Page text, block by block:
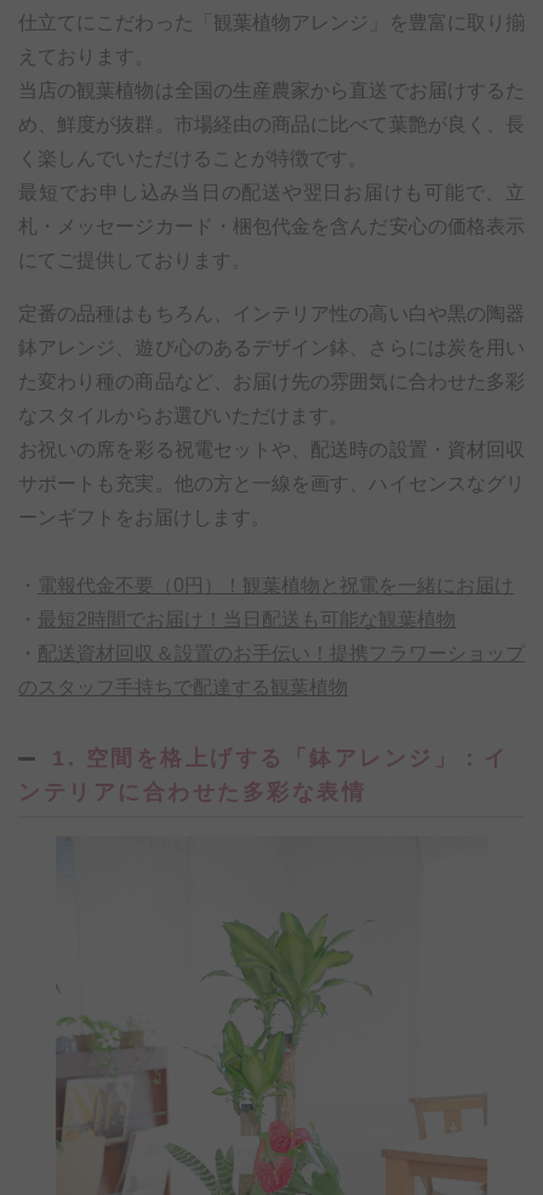
仕立てにこだわった「観葉植物アレンジ」を豊富に取り揃
えております。
当店の観葉植物は全国の生産農家から直送でお届けするた
め、鮮度が抜群。市場経由の商品に比べて葉艶が良く、長
く楽しんでいただけることが特徴です。
最短でお申し込み当日の配送や翌日お届けも可能で、立
札・メッセージカード・梱包代金を含んだ安心の価格表示
にてご提供しております。
定番の品種はもちろん、インテリア性の高い白や黒の陶器
鉢アレンジ、遊び心のあるデザイン鉢、さらには炭を用い
た変わり種の商品など、お届け先の雰囲気に合わせた多彩
なスタイルからお選びいただけます。
お祝いの席を彩る祝電セットや、配送時の設置・資材回収
サポートも充実。他の方と一線を画す、ハイセンスなグリ
ーンギフトをお届けします。
・ 電報代金不要（0円）！観葉植物と祝電を一緒にお届け
・ 最短2時間でお届け！当日配送も可能な観葉植物
・ 配送資材回収＆設置のお手伝い！提携フラワーショップ
のスタッフ手持ちで配達する観葉植物
1. 空間を格上げする「鉢アレンジ」：イ
ンテリアに合わせた多彩な表情